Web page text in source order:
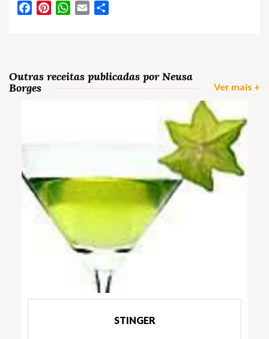
FacebookPinterestWhatsApp
Email
Outras receitas publicadas por Neusa
Borges
Ver mais +
STINGER